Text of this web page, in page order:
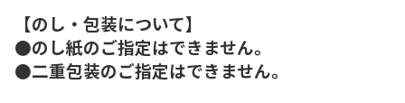
【のし・包装について】
●のし紙のご指定はできません。
●二重包装のご指定はできません。